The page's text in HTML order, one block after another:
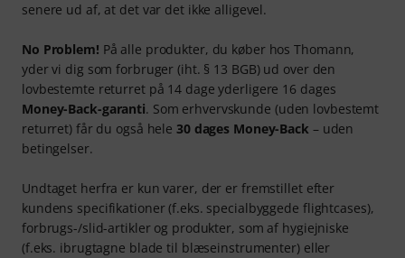
senere ud af, at det var det ikke alligevel.
No Problem! På alle produkter, du køber hos Thomann,
yder vi dig som forbruger (iht. § 13 BGB) ud over den
lovbestemte returret på 14 dage yderligere 16 dages
Money-Back-garanti. Som erhvervskunde (uden lovbestemt
returret) får du også hele30 dages Money-Back – uden
betingelser.
Undtaget herfra er kun varer, der er fremstillet efter
kundens specifikationer (f.eks. specialbyggede flightcases),
forbrugs-/slid-artikler og produkter, som af hygiejniske
(f.eks. ibrugtagne blade til blæseinstrumenter) eller